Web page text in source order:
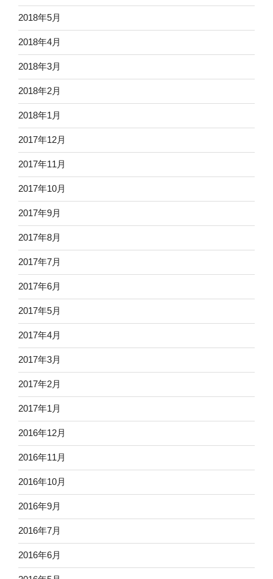
2018年5月
2018年4月
2018年3月
2018年2月
2018年1月
2017年12月
2017年11月
2017年10月
2017年9月
2017年8月
2017年7月
2017年6月
2017年5月
2017年4月
2017年3月
2017年2月
2017年1月
2016年12月
2016年11月
2016年10月
2016年9月
2016年7月
2016年6月